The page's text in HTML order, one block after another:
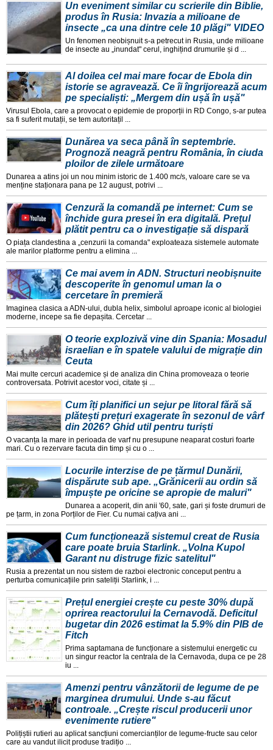
Un eveniment similar cu scrierile din Biblie,
produs în Rusia: Invazia a milioane de
insecte „ca una dintre cele 10 plăgi" VIDEO
Un fenomen neobișnuit s-a petrecut in Rusia, unde milioane
de insecte au „inundat" cerul, inghițind drumurile și d ...
Al doilea cel mai mare focar de Ebola din
istorie se agravează. Ce îi îngrijorează acum
pe specialiști: „Mergem din ușă în ușă"
Virusul Ebola, care a provocat o epidemie de proporții in RD Congo, s-ar putea
sa fi suferit mutații, se tem autoritațil ...
Dunărea va seca până în septembrie.
Prognoză neagră pentru România, în ciuda
ploilor de zilele următoare
Dunarea a atins joi un nou minim istoric de 1.400 mc/s, valoare care se va
menține staționara pana pe 12 august, potrivi ...
Cenzură la comandă pe internet: Cum se
închide gura presei în era digitală. Prețul
plătit pentru ca o investigație să dispară
O piața clandestina a „cenzurii la comanda" exploateaza sistemele automate
ale marilor platforme pentru a elimina ...
Ce mai avem in ADN. Structuri neobișnuite
descoperite în genomul uman la o
cercetare în premieră
Imaginea clasica a ADN-ului, dubla helix, simbolul aproape iconic al biologiei
moderne, incepe sa fie depașita. Cercetar ...
O teorie explozivă vine din Spania: Mosadul
israelian e în spatele valului de migrație din
Ceuta
Mai multe cercuri academice și de analiza din China promoveaza o teorie
controversata. Potrivit acestor voci, citate și ...
Cum îți planifici un sejur pe litoral fără să
plătești prețuri exagerate în sezonul de vârf
din 2026? Ghid util pentru turiști
O vacanța la mare in perioada de varf nu presupune neaparat costuri foarte
mari. Cu o rezervare facuta din timp și cu o ...
Locurile interzise de pe țărmul Dunării,
dispărute sub ape. „Grănicerii au ordin să
împuște pe oricine se apropie de maluri"
Dunarea a acoperit, din anii '60, sate, gari și foste drumuri de
pe țarm, in zona Porților de Fier. Cu numai cațiva ani ...
Cum funcționează sistemul creat de Rusia
care poate bruia Starlink. „Volna Kupol
Garant nu distruge fizic satelitul"
Rusia a prezentat un nou sistem de razboi electronic conceput pentru a
perturba comunicațiile prin sateliții Starlink, i ...
Prețul energiei crește cu peste 30% după
oprirea reactorului la Cernavodă. Deficitul
bugetar din 2026 estimat la 5.9% din PIB de
Fitch
Prima saptamana de funcționare a sistemului energetic cu
un singur reactor la centrala de la Cernavoda, dupa ce pe 28
iu ...
Amenzi pentru vânzătorii de legume de pe
marginea drumului. Unde s-au făcut
controale. „Crește riscul producerii unor
evenimente rutiere"
Polițiștii rutieri au aplicat sancțiuni comercianților de legume-fructe sau celor
care au vandut ilicit produse tradițio ...